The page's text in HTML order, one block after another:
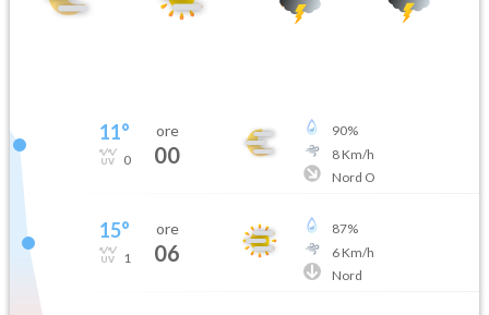
11°
0
ore
00
90%
8Km/h
Nord O
15°
1
ore
06
87%
6Km/h
Nord